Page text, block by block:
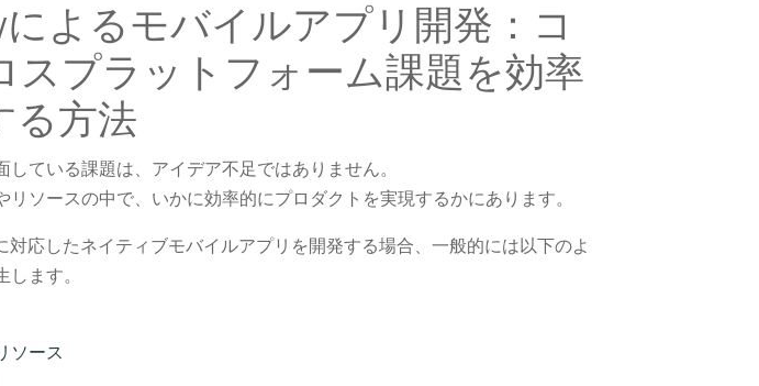
によるモバイルアプリ開発：コ
スプラットフォーム課題を効率
る方法
ている課題は、アイデア不足ではありません。
リソースの中で、いかに効率的にプロダクトを実現するかにあります。
対応したネイティブモバイルアプリを開発する場合、一般的には以下のよ
ます。
ソース